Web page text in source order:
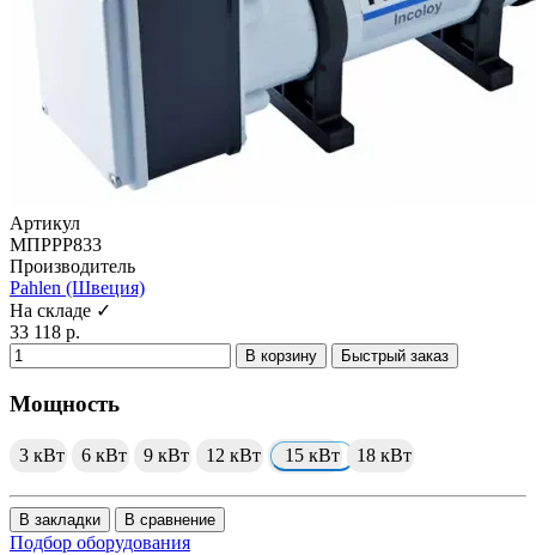
Артикул
МПРРР833
Производитель
Pahlen (Швеция)
На складе ✓
33 118 р.
В корзину Быстрый заказ
Мощность
3 кВт 6 кВт 9 кВт 12 кВт 15 кВт 18 кВт
В закладки В сравнение
Подбор оборудования